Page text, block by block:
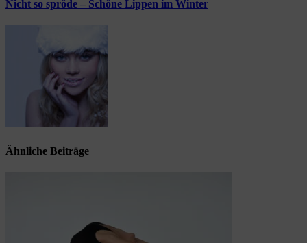
Nicht so spröde – Schöne Lippen im Winter
Ähnliche Beiträge